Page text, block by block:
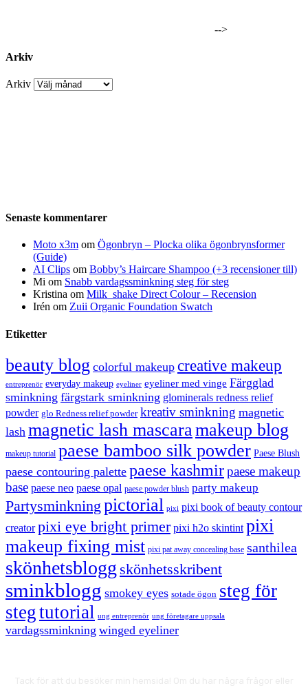
-->
Arkiv
Arkiv
Senaste kommentarer
Moto x3m om Ögonbryn – Plocka olika ögonbrynsformer
(Guide)
AI Clips om Bobby’s Haircare Shampoo (+3 recensioner till)
Mi om Snabb vardagssminkning steg för steg
Kristina om Milk_shake Direct Colour – Recension
Irén om Zuii Organic Foundation Swatch
Etiketter
beauty blog colorful makeup creative makeup
entreprenör everyday makeup eyeliner eyeliner med vinge Färgglad
sminkning färgstark sminkning glominerals redness relief
powder glo Redness relief powder kreativ sminkning magnetic
lash magnetic lash mascaramakeup blog
makeup tutorial paese bamboo silk powder Paese Blush
paese contouring palette paese kashmirpaese makeup
base paese neo paese opal paese powder blush party makeup
Partysminkning pictorial pixi pixi book of beauty contour
creator pixi eye bright primer pixi h2o skintint pixi
makeup fixing mist pixi pat away concealing base santhilea
skönhetsblogg skönhetsskribent
sminkblogg smokey eyes sotade ögon steg för
stegtutorial ung entreprenör ung företagare uppsala
vardagssminkning winged eyeliner